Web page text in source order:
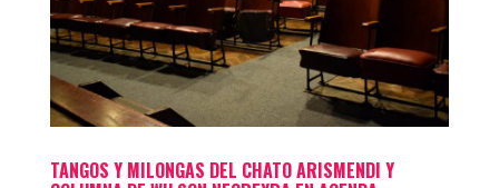
TANGOS Y MILONGAS DEL CHATO ARISMENDI Y